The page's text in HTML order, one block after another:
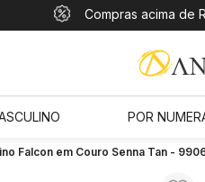
Compras acima de
Pague em
10% OFF com o
POR
Falcon em Couro Senna Tan -